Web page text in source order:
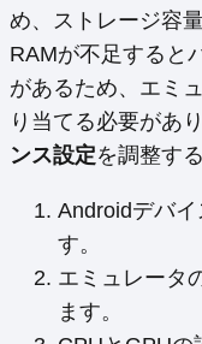
め、ストレージ容
RAMが不足すると
があるため、エミ
り当てる必要があ
ンス設定を調整す
Androidデバ
す。
エミュレータ
ます。